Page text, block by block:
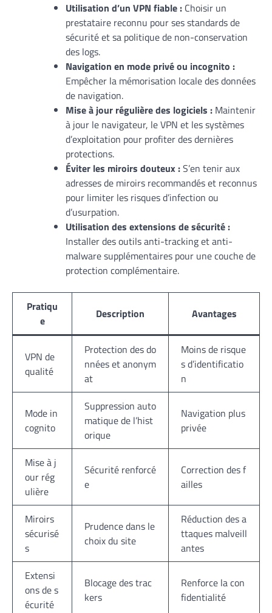
Utilisation d’un VPN fiable : Choisir un
prestataire reconnu pour ses standards de
sécurité et sa politique de non-conservation
des logs.
Navigation en mode privé ou incognito :
Empêcher la mémorisation locale des données
de navigation.
Mise à jour régulière des logiciels : Maintenir
à jour le navigateur, le VPN et les systèmes
d’exploitation pour profiter des dernières
protections.
Éviter les miroirs douteux :S’en tenir aux
adresses de miroirs recommandés et reconnus
pour limiter les risques d’infection ou
d’usurpation.
Utilisation des extensions de sécurité :
Installer des outils anti-tracking et anti-
malware supplémentaires pour une couche de
protection complémentaire.
Pratiqu
e
Description Avantages
VPN de
qualité
Protection des do
nnées et anonym
at
Moins de risque
s d’identificatio
n
Mode in
cognito
Suppression auto
matique de l’hist
orique
Navigation plus
privée
Mise à j
our rég
ulière
Sécurité renforcé
e
Correction des f
ailles
Miroirs
sécurisé
s
Prudence dans le
choix du site
Réduction des a
ttaques malveill
antes
Extensi
ons de s
écurité
Blocage des trac
kers
Renforce la con
fidentialité